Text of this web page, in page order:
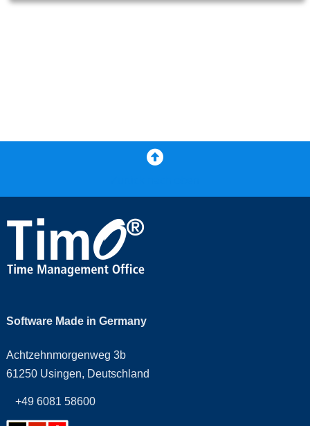
Software Made in Germany
Achtzehnmorgenweg 3b
61250 Usingen, Deutschland
+49 6081 58600